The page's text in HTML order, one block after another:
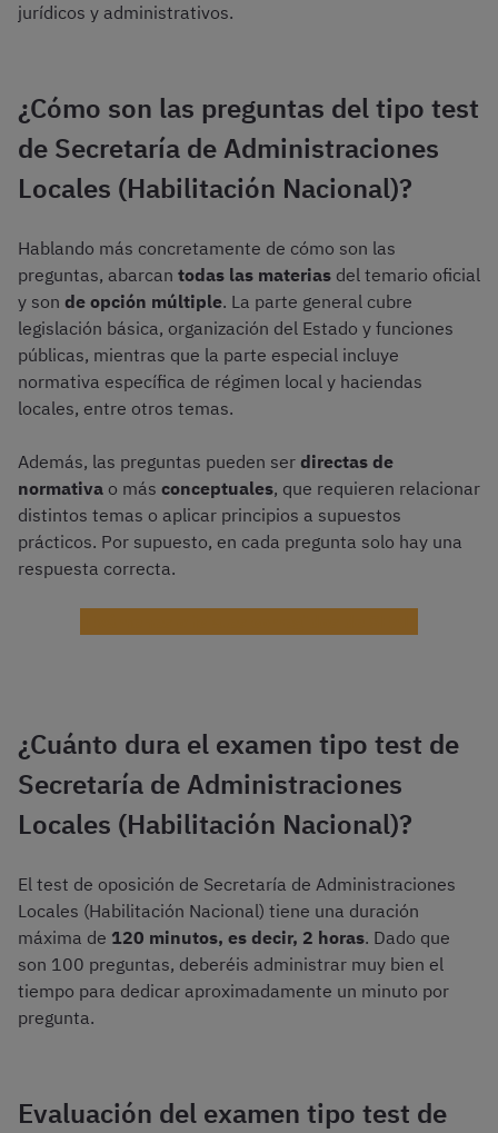
jurídicos y administrativos.
¿Cómo son las preguntas del tipo test
de Secretaría de Administraciones
Locales (Habilitación Nacional)?
Hablando más concretamente de cómo son las
preguntas, abarcan todas las materias del temario oficial
y son de opción múltiple. La parte general cubre
legislación básica, organización del Estado y funciones
públicas, mientras que la parte especial incluye
normativa específica de régimen local y haciendas
locales, entre otros temas.
Además, las preguntas pueden ser directas de
normativa o más conceptuales, que requieren relacionar
distintos temas o aplicar principios a supuestos
prácticos. Por supuesto, en cada pregunta solo hay una
respuesta correcta.
¿Cuánto dura el examen tipo test de
Secretaría de Administraciones
Locales (Habilitación Nacional)?
El test de oposición de Secretaría de Administraciones
Locales (Habilitación Nacional) tiene una duración
máxima de 120 minutos, es decir, 2 horas. Dado que
son 100 preguntas, deberéis administrar muy bien el
tiempo para dedicar aproximadamente un minuto por
pregunta.
Evaluación del examen tipo test de